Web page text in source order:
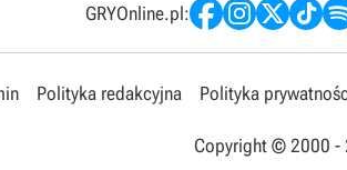
GRYOnline.pl:
Polityka redakcyjna Polityka
Copyright © 2000 -